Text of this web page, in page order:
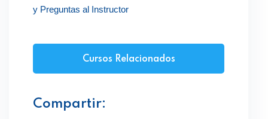
y Preguntas al Instructor
Cursos Relacionados
Compartir: